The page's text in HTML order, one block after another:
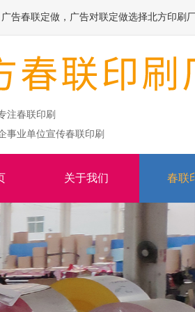
告春联定做，广告对联定做选择北方印刷
注春联印刷
事业单位宣传春联印刷
关于我们 春联